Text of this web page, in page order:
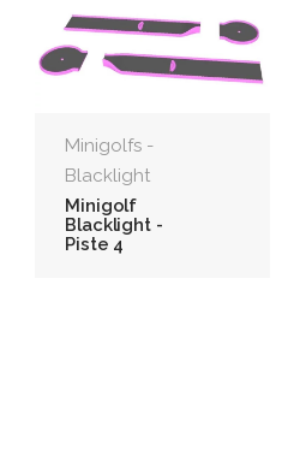
Minigolfs -
Blacklight
Minigolf
Blacklight -
Piste 4